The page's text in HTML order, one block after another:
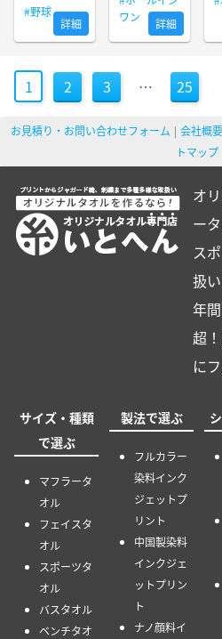
#野球
詳細
ワン
詳細
1 2 3 … 25
お見積り・お問い合わせフォーム 会社概要
トマップ
オ
ー
ス
扱
年
超
に
サイズ・種類
で選ぶ
マフラータ
オル
フェイスタ
オル
スポーツタ
オル
バスタオル
ベンチタオ
製法で選ぶ
フルカラー
染料インク
ジェットプ
リント
中国製染料
インクジェ
ットプリン
ト
ナノ顔料イ